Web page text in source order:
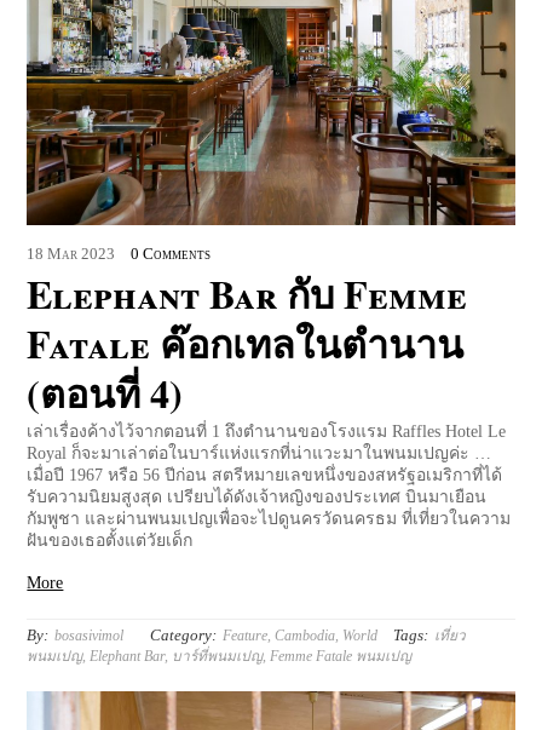
18 Mar 2023 0 Comments
Elephant Bar กับ Femme
Fatale ค๊อกเทลในตำนาน
(ตอนที่ 4)
เล่าเรื่องค้างไว้จากตอนที่ 1 ถึงตำนานของโรงแรม Raffles Hotel Le
Royal ก็จะมาเล่าต่อในบาร์แห่งแรกที่น่าแวะมาในพนมเปญค่ะ …
เมื่อปี 1967 หรือ 56 ปีก่อน สตรีหมายเลขหนึ่งของสหรัฐอเมริกาที่ได้
รับความนิยมสูงสุด เปรียบได้ดังเจ้าหญิงของประเทศ บินมาเยือน
กัมพูชา และผ่านพนมเปญเพื่อจะไปดูนครวัดนครธม ที่เที่ยวในความ
ฝันของเธอตั้งแต่วัยเด็ก
More
By: bosasivimol Category: Feature ,Cambodia World Tags: เที่ยว
พนมเปญ, Elephant Bar, บาร์ที่พนมเปญ, Femme Fatale พนมเปญ